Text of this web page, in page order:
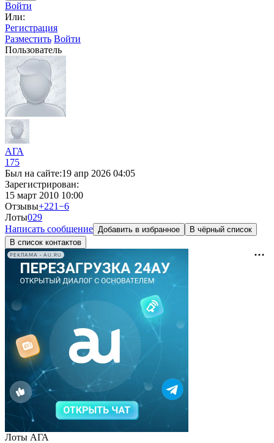
Войти
Или:
Регистрация
Разместить Войти
Пользователь
АГА
175
Был на сайте:19 апр 2026 04:05
Зарегистрирован:
15 март 2010 10:00
Отзывы+221−6
Лоты029
Написать сообщение Добавить в избранное
В чёрный список
В список контактов
РЕКЛАМА • AU.RU
Лоты АГА